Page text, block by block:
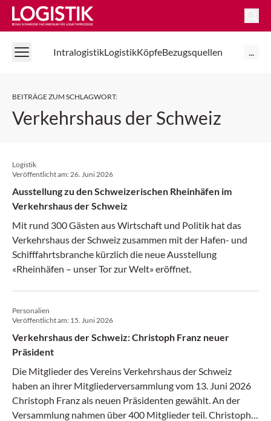
Logistik Online
IntralogistikLogistikKöpfeBezugsquellen ...
BEITRÄGE ZUM SCHLAGWORT:
Verkehrshaus der Schweiz
Logistik
Veröffentlicht am:26. Juni 2026
Ausstellung zu den Schweizerischen Rheinhäfen im
Verkehrshaus der Schweiz
Mit rund 300 Gästen aus Wirtschaft und Politik hat das
Verkehrshaus der Schweiz zusammen mit der Hafen- und
Schifffahrtsbranche kürzlich die neue Ausstellung
«Rheinhäfen – unser Tor zur Welt» eröffnet.
Personalien
Veröffentlicht am: 15. Juni 2026
Verkehrshaus der Schweiz: Christoph Franz neuer
Präsident
Die Mitglieder des Vereins Verkehrshaus der Schweiz
haben an ihrer Mitgliederversammlung vom 13. Juni 2026
Christoph Franz als neuen Präsidenten gewählt. An der
Versammlung nahmen über 400 Mitglieder teil. Christoph